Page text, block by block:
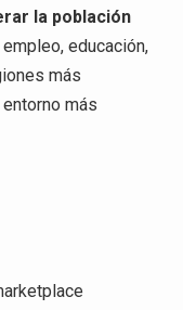
la población
educación,
más
más